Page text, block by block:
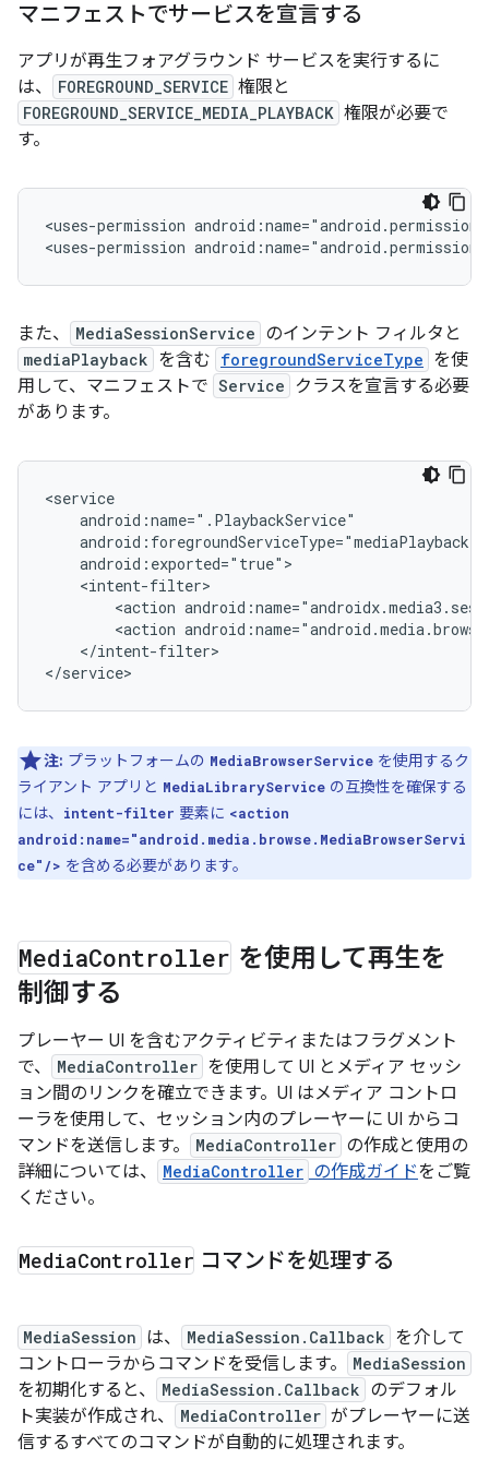
マニフェストでサービスを宣言する
アプリが再生フォアグラウンド サービスを実行するに
は、
FOREGROUND_SERVICE 権限と
FOREGROUND_SERVICE_MEDIA_PLAYBACK 権限が必要で
す。
<uses-permission
<uses-permission
また、 MediaSessionService のインテント フィルタと
mediaPlayback を含む foregroundServiceType を使
用して、マニフェストで Service
クラスを宣言する必要
があります。
<action
<action
</intent-filter>
注: プラットフォームの MediaBrowserService を使用するク
ライアント アプリと MediaLibraryService の互換性を確保する
には、
intent-filter 要素に <action
android:name="android.media.browse.MediaBrowserServi
ce"/> を含める必要があります。
MediaController を使用して再生を
制御する
プレーヤー UI を含むアクティビティまたはフラグメント
で、
MediaController を使用して UI とメディア セッシ
ョン間のリンクを確立できます。UI はメディア コントロ
ーラを使用して、セッション内のプレーヤーに UI からコ
マンドを送信します。
MediaController の作成と使用の
詳細については、
MediaController の作成ガイドをご覧
ください。
MediaController コマンドを処理する
MediaSession は、 MediaSession.Callback を介して
コントローラからコマンドを受信します。
MediaSession
を初期化すると、 MediaSession.Callback のデフォル
ト実装が作成され、
MediaController がプレーヤーに送
信するすべてのコマンドが自動的に処理されます。